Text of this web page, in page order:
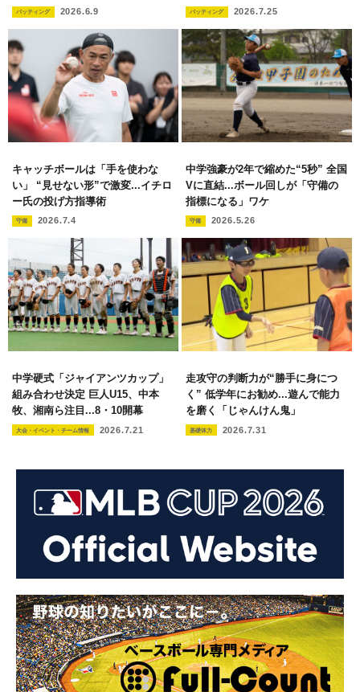
バッティング 2026.6.9 バッティング 2026.7.25
キャッチボールは「手を使わな
い」 “見せない形”で激変...イチロ
ー氏の投げ方指導術
守備 2026.7.4
中学強豪が2年で縮めた“5秒” 全国
Vに直結...ボール回しが「守備の
指標になる」ワケ
守備 2026.5.26
中学硬式「ジャイアンツカップ」
組み合わせ決定 巨人U15、中本
牧、湘南ら注目...8・10開幕
大会・イベント・チーム情報 2026.7.21
走攻守の判断力が“勝手に身につ
く” 低学年にお勧め...遊んで能力
を磨く「じゃんけん鬼」
基礎体力 2026.7.31